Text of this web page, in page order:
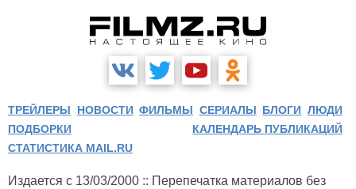
ТРЕЙЛЕРЫ НОВОСТИ ФИЛЬМЫ СЕРИАЛЫ БЛОГИ ЛЮДИ
ПОДБОРКИ
КАЛЕНДАРЬ ПУБЛИКАЦИЙ
СТАТИСТИКА MAIL.RU
Издается с 13/03/2000 :: Перепечатка материалов без